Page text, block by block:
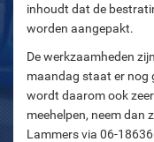
inhoudt dat de
worden aangepakt.
De werkzaamheden
maandag staat er nog
wordt daarom ook
meehelpen, neem dan
Lammers via 06-